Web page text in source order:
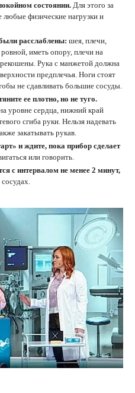
состоянии. Для этого за
любые физические нагрузки и
расслаблены: шея, плечи,
иметь опору, плечи на
Рука с манжетой должна
предплечья. Ноги стоят
не сдавливать большие сосуды.
ее плотно, но не туго.
уровне сердца, нижний край
сгиба руки. Нельзя надевать
закатывать рукав.
и ждите, пока прибор сделает
или говорить.
с интервалом не менее 2 минут,